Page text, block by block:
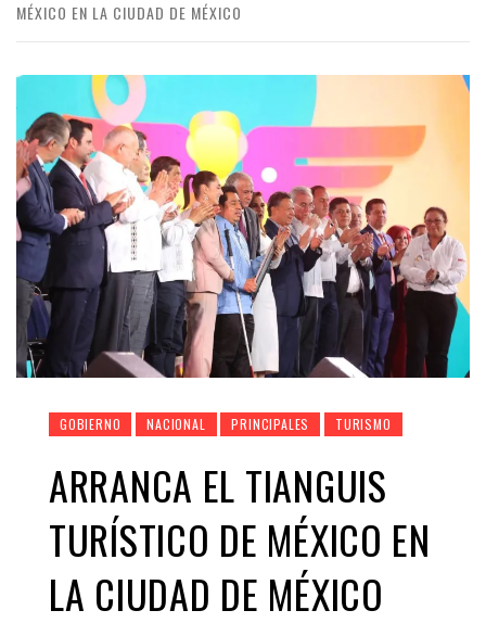
MÉXICO EN LA CIUDAD DE MÉXICO
GOBIERNO NACIONAL PRINCIPALES TURISMO
ARRANCA EL TIANGUIS
TURÍSTICO DE MÉXICO EN
LA CIUDAD DE MÉXICO